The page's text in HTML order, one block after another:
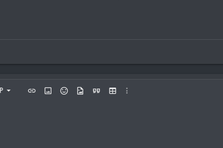
список
краю
Формат параграфа
Вставить ссылку
Вставить изображение
СмайлыМедиаЦитатаВставить таблицу
Дополнительно…